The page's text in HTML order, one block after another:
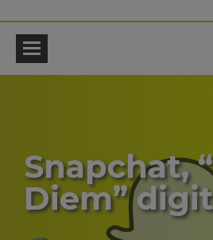
Snapchat,
Diem”